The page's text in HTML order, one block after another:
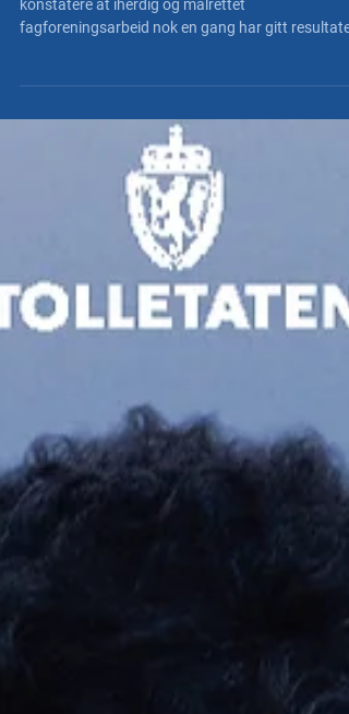
Forhandling om ny fast
Det er med stor glede Norsk Tollerforbund kan
fagforeningsarbeid nok en gang har gitt
en etat preget av stadig økende krav til fleksibilitet
og operativ mobilitet, har NT over tid lagt betydelig
press på arbeidsgiver for å sikre en
kompensasjonsordning som strekker seg utover
generelle rammene i statens tariffavtaler. Nå har
både Finansdepartementet og Digitaliserings- og
Forvaltningsdepartementet gitt grønt lys til forh